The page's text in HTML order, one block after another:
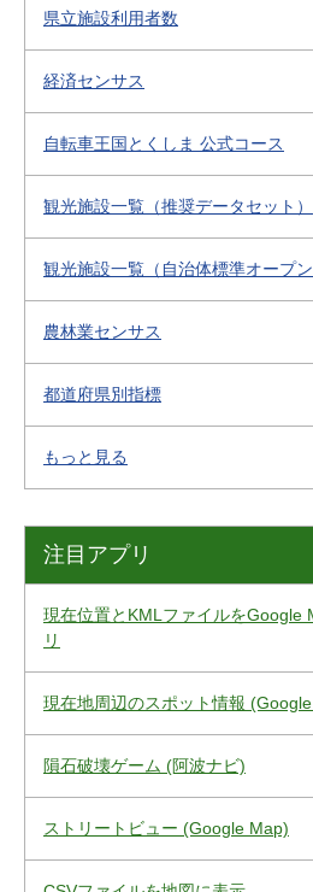
県立施設利用者数
経済センサス
自転車王国とくしま 公式コース
観光施設一覧（推奨データセット）
観光施設一覧（自治体標準オープン
農林業センサス
都道府県別指標
もっと見る
注目アプリ
現在位置とKMLファイルをGoogle
リ
現在地周辺のスポット情報
隕石破壊ゲーム (阿波ナビ)
ストリートビュー (Google Map)